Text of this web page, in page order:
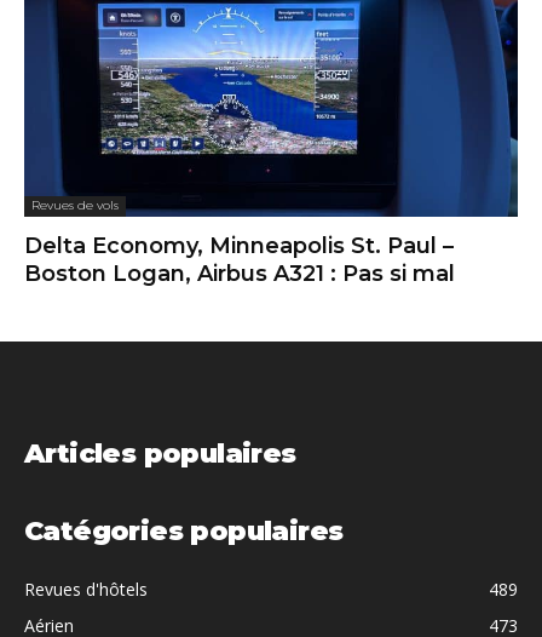
Revues de vols
Delta Economy, Minneapolis St. Paul –
Boston Logan, Airbus A321 : Pas si mal
Articles populaires
Catégories populaires
Revues d'hôtels
489
Aérien
473